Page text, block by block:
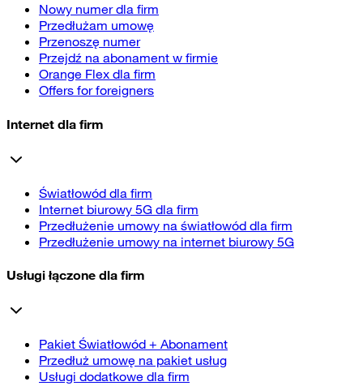
Nowy numer dla firm
Przedłużam umowę
Przenoszę numer
Przejdź na abonament w firmie
Orange Flex dla firm
Offers for foreigners
Internet dla firm
Światłowód dla firm
Internet biurowy 5G dla firm
Przedłużenie umowy na światłowód dla firm
Przedłużenie umowy na internet biurowy 5G
Usługi łączone dla firm
Pakiet Światłowód + Abonament
Przedłuż umowę na pakiet usług
Usługi dodatkowe dla firm